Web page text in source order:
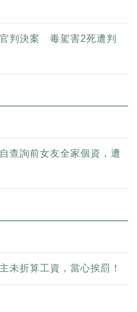
判決案 毒駕害2死遭判
查詢前女友全家個資，遭
未折算工資，當心挨罰！